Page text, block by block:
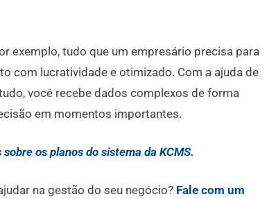
exemplo, tudo que um empresário precisa para
com lucratividade e otimizado. Com a ajuda de
você recebe dados complexos de forma
em momentos importantes.
os planos do sistema da KCMS.
na gestão do seu negócio? Fale com um